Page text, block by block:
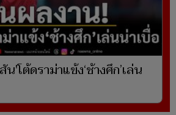
'โต้ดราม่าแข้ง‘ช้างศึก’เล่น